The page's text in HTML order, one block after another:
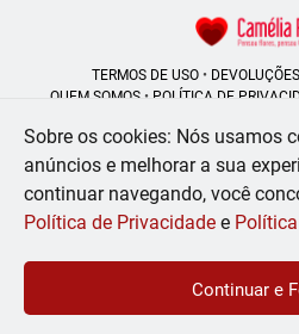
TERMOS DE USO•
QUEM SOMOS• POLÍTICA DE
Camélia Flores | CNPJ:
Rua do Rosário - 164, Centro - Rio
© 2024-2026 - Todos os direitos
Sobre os cookies: Nós usamos
anúncios e melhorar a sua
continuar navegando, você
Política de Privacidade e
Continuar e